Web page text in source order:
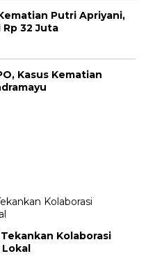
Putri Apriyani,
32 Juta
Kasus Kematian
Kolaborasi